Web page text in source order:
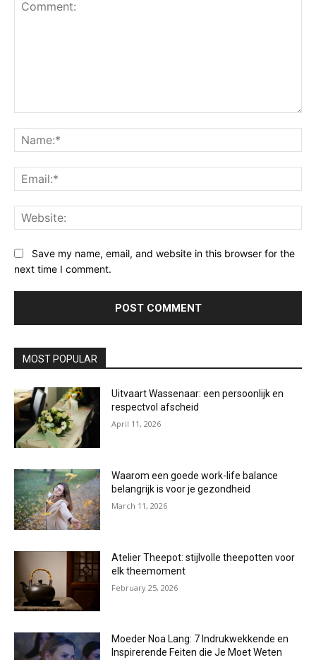
Save my name, email, and website in this browser for the
next time I comment.
MOST POPULAR
Uitvaart Wassenaar: een persoonlijk en
respectvol afscheid
April 11, 2026
Waarom een goede work-life balance
belangrijk is voor je gezondheid
March 11, 2026
Atelier Theepot: stijlvolle theepotten voor
elk theemoment
February 25, 2026
Moeder Noa Lang: 7 Indrukwekkende en
Inspirerende Feiten die Je Moet Weten